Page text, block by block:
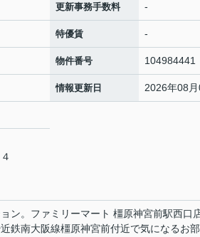
更新事務手数料 -
特優賃 -
物件番号 104984441
情報更新日 2026年08月
ン。ファミリーマート 橿原神宮前駅西口
鉄南大阪線橿原神宮前付近で気になるお